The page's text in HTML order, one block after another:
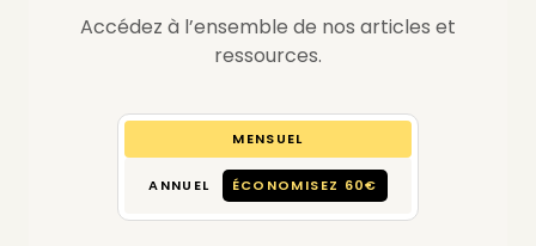
Accédez à l’ensemble de nos articles et
ressources.
MENSUEL
ANNUEL ÉCONOMISEZ 60€